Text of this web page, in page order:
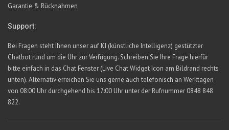
Garantie & Rücknahmen
Support:
Bei Fragen steht Ihnen unser auf KI (künstliche Intelligenz) gestützter
Chatbot rund um die Uhr zur Verfügung. Schreiben Sie Ihre Frage hierfür
bitte einfach in das Chat Fenster (Live Chat Widget Icon am Bildrand rechts
unten). Alternativ erreichen Sie uns gerne auch telefonisch an Werktagen
von 08:00 Uhr durchgehend bis 17:00 Uhr unter der Rufnummer 0848 848
822.